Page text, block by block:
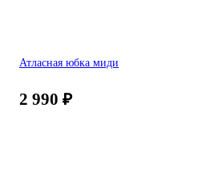
Атласная юбка миди
2 990 ₽